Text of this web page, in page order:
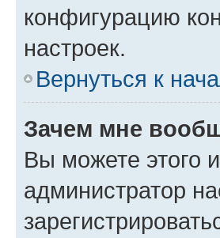
конфигурацию
настроек.
Вернуться к
Зачем мне
Вы можете этого
администратор